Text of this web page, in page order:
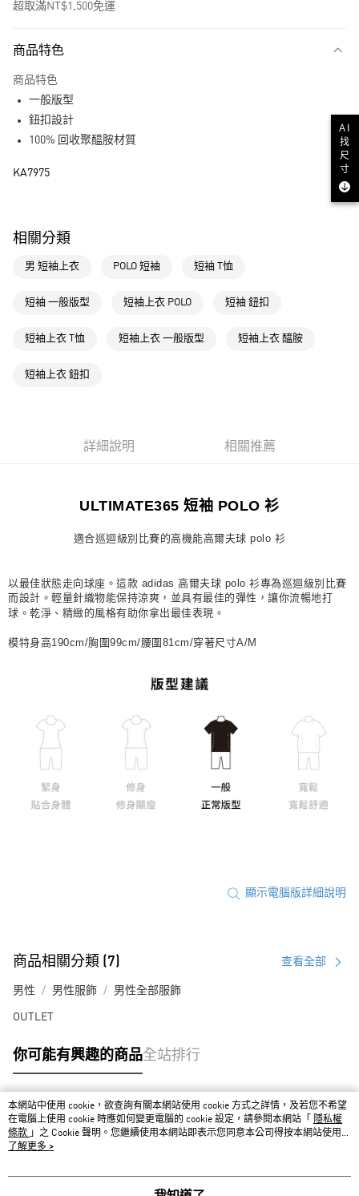
超取滿NT$1,500免運
LINE Pay
每筆NT$80，滿NT$1,500(含以上)免運費
付款後全家取貨
每筆NT$80，滿NT$1,500(含以上)免運費
付款後萊爾富取貨
每筆NT$80，滿NT$1,500(含以上)免運費
每筆NT$80，滿NT$1,500(含以上)免運費
每筆NT$80，滿NT$1,500(含以上)免運費
付款後門市自取
每筆NT$80，滿NT$1,500(含以上)免運費
商品特色
商品特色
一般版型
鈕扣設計
100% 回收聚醯胺材質
KA7975
相關分類
男 短袖上衣 POLO 短袖 短袖 T恤
短袖 一般版型 短袖上衣 POLO 短袖 鈕扣
短袖上衣 T恤 短袖上衣 一般版型 短袖上衣 醯胺
短袖上衣 鈕扣
詳細說明 相關推薦
ULTIMATE365 短袖 POLO 衫
適合巡迴級別比賽的高機能高爾夫球 polo 衫
以最佳狀態走向球座。這款 adidas 高爾夫球 polo 衫專為巡迴級別比賽
而設計。輕量針織物能保持涼爽，並具有最佳的彈性，讓你流暢地打
球。乾淨、精緻的風格有助你拿出最佳表現。
模特身高190cm/胸圍99cm/腰圍81cm/穿著尺寸A/M
顯示電腦版詳細說明
商品相關分類 (7) 查看全部
男性 男性服飾 男性全部服飾
OUTLET
你可能有興趣的商品全站排行
熱門標籤
本網站中使用 cookie，欲查詢有關本網站使用 cookie 方式之詳情，及若您不希望
在電腦上使用 cookie 時應如何變更電腦的 cookie 設定，請參閱本網站「
隱私權
條款 」之 Cookie 聲明。您繼續使用本網站即表示您同意本公司得按本網站使用條
款之 Cookie 聲明使用 cookie。
了解更多 >
AI
找
尺
寸